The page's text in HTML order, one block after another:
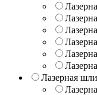
Лазерная